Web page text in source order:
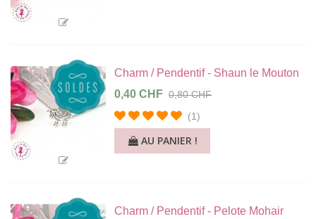
Charm / Pendentif - Shaun le Mouton
0,40 CHF 0,80 CHF
(1)
AU PANIER !
Charm / Pendentif - Pelote Mohair